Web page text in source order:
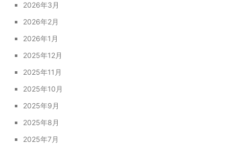
2026年3月
2026年2月
2026年1月
2025年12月
2025年11月
2025年10月
2025年9月
2025年8月
2025年7月